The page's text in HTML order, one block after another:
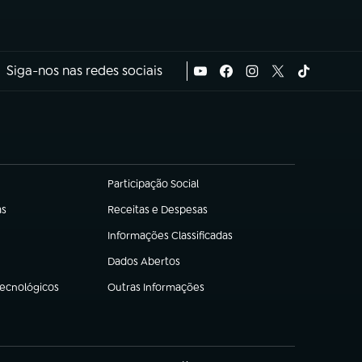
Siga-nos nas redes sociais
Participação Social
(abre em nova aba)
Receitas e Despesas
(abre em nova aba)
Informações Classificadas
(abre em nova aba)
Dados Abertos
(abre em nova aba)
Outras Informações
(abre em nova aba)